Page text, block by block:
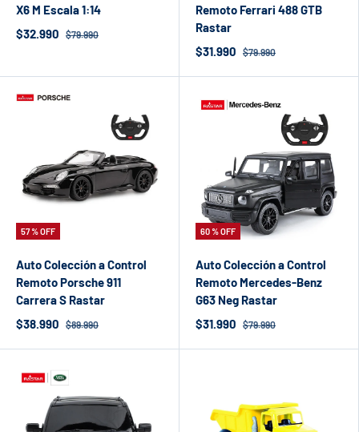
X6 M Escala 1:14
$32.990
$79.990
Remoto Ferrari 488 GTB
Rastar
$31.990
$79.990
57 % OFF
Auto Colección a Control
Remoto Porsche 911
Carrera S Rastar
$38.990
$89.990
60 % OFF
Auto Colección a Control
Remoto Mercedes-Benz
G63 Neg Rastar
$31.990
$79.990